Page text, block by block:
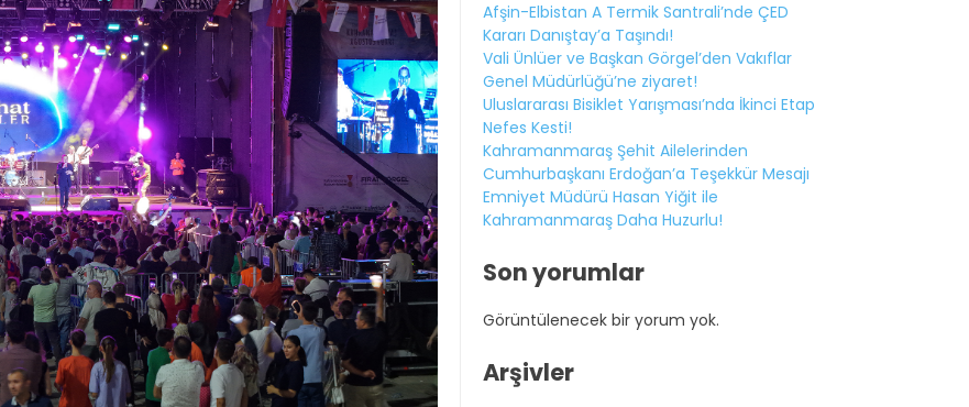
Afşin-Elbistan A Termik Santrali’nde ÇED
Kararı Danıştay’a Taşındı!
Vali Ünlüer ve Başkan Görgel’den Vakıflar
Genel Müdürlüğü’ne ziyaret!
Uluslararası Bisiklet Yarışması’nda İkinci Etap
Nefes Kesti!
Kahramanmaraş Şehit Ailelerinden
Cumhurbaşkanı Erdoğan’a Teşekkür Mesajı
Emniyet Müdürü Hasan Yiğit ile
Kahramanmaraş Daha Huzurlu!
Son yorumlar
Görüntülenecek bir yorum yok.
Arşivler